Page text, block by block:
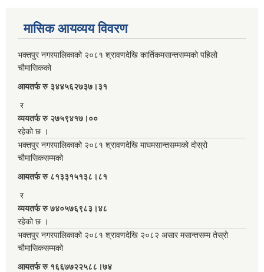
मासिक आयव्यय विवरण
भक्तपुर नगरपालिकाको २०८१ श्रावणदेखि कार्तिकमसान्तसम्मको पहिलो
चौमासिकको
आयतर्फ रु‌ ३४४५६२७३७।३१
र
व्ययतर्फ रु २७५९४१७।००
रहेको छ ।
भक्तपुर नगरपालिकाको २०८१ श्रावणदेखि माघमसान्तसम्मको दोस्रो
चौमासिकसम्मको
आयतर्फ रु‌ ८१३३१५१३८।८१
र
व्ययतर्फ रु ७४०५७६९८३।४८
रहेको छ ।
भक्तपुर नगरपालिकाको २०८१ श्रावणदेखि २०८२ असार मसान्तसम्म तेस्रो
चौमासिकसम्मको
आयतर्फ रु‌ १६६७७२२५८८।७४